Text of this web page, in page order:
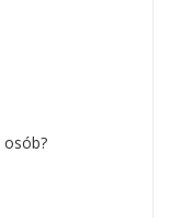
osób?